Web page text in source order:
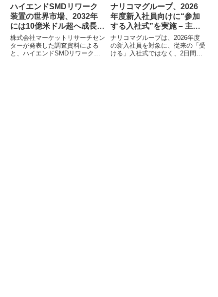
ハイエンドSMDリワーク
装置の世界市場、2032年
には10億米ドル超へ成長予
測
株式会社マーケットリサーチセン
ターが発表した調査資料による
と、ハイエンドSMDリワーク装
ナリコマグループ、2026
年度新入社員向けに“参加
する入社式”を実施 – 主体
性を育む3日間
ナリコマグループは、2026年度
の新入社員を対象に、従来の「受
ける」入社式ではなく、2日間の